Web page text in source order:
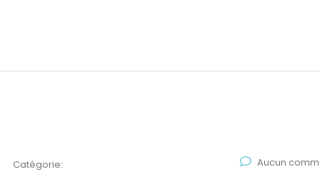
Catégorie: Aucun